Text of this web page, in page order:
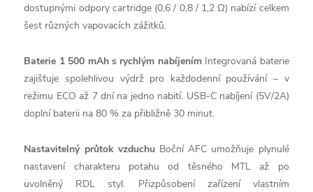
dostupnými odpory cartridge (0,6 / 0,8 / 1,2 Ω) nabízí celkem
šest různých vapovacích zážitků.
Baterie 1 500 mAh s rychlým nabíjenímIntegrovaná baterie
zajišťuje spolehlivou výdrž pro každodenní používání – v
režimu ECO až 7 dní na jedno nabití. USB-C nabíjení (5V/2A)
doplní baterii na 80 % za přibližně 30 minut.
Nastavitelný průtok vzduchuBoční AFC umožňuje plynulé
nastavení charakteru potahu od těsného MTL až po
uvolněný RDL styl. Přizpůsobení zařízení vlastním